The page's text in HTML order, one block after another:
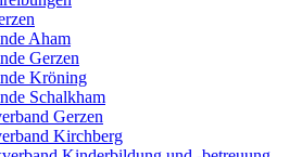
Aham
Gerzen
Kröning
Schalkham
Gerzen
Kirchberg